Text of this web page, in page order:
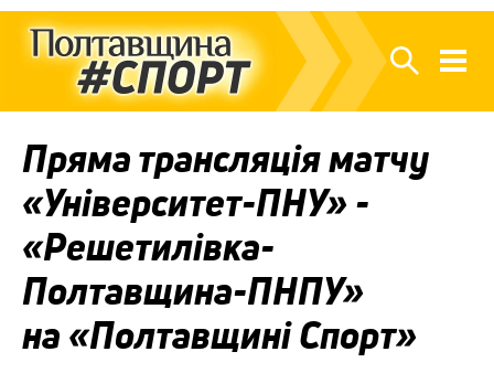
Пряма трансляція матчу
«Університет-ПНУ» -
«Решетилівка-
Полтавщина-ПНПУ»
на «Полтавщині Спорт»